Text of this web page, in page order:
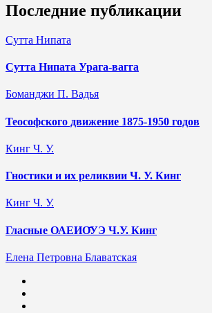
Последние публикации
Сутта Нипата
Сутта Нипата Урага-вагга
Боманджи П. Вадья
Теософского движение 1875-1950 годов
Кинг Ч. У.
Гностики и их реликвии Ч. У. Кинг
Кинг Ч. У.
Гласные ОАЕИО̄УЭ Ч.У. Кинг
Елена Петровна Блаватская